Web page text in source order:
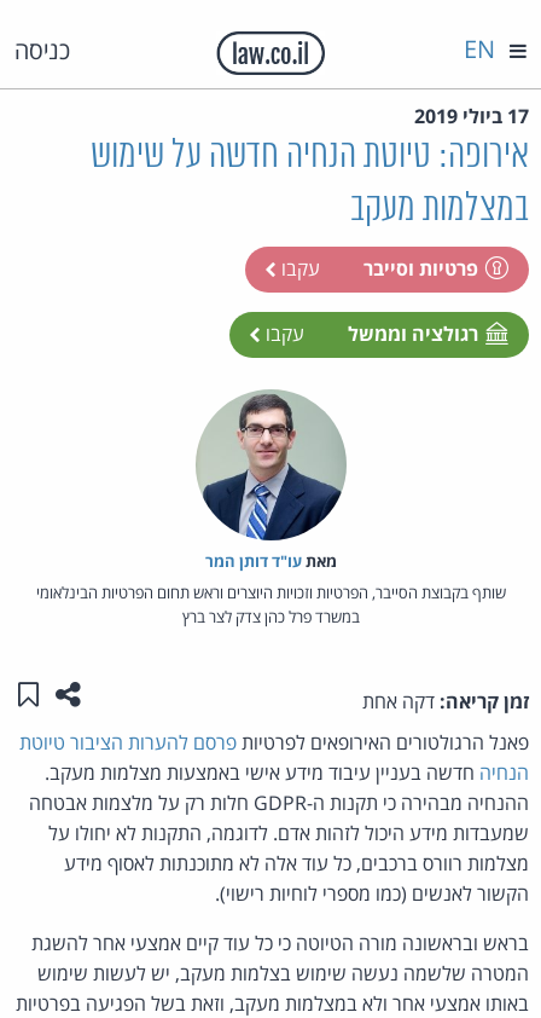
כניסה EN
17 ביולי 2019
אירופה: טיוטת הנחיה חדשה על שימוש
במצלמות מעקב
פרטיות וסייבר עקבו
רגולציה וממשל עקבו
מאת‏עו"ד דותן המר
שותף בקבוצת הסייבר, הפרטיות וזכויות היוצרים וראש תחום הפרטיות הבינלאומי
במשרד פרל כהן צדק לצר ברץ
זמן קריאה: דקה אחת שתפו
פאנל הרגולטורים האירופאים לפרטיותפרסם להערות הציבור טיוטת
הנחיה חדשה בעניין עיבוד מידע אישי באמצעות מצלמות מעקב.
ההנחיה מבהירה כי תקנות ה-GDPR חלות רק על מלצמות אבטחה
שמעבדות מידע היכול לזהות אדם. לדוגמה, התקנות לא יחולו על
מצלמות רוורס ברכבים, כל עוד אלה לא מתוכנתות לאסוף מידע
הקשור לאנשים (כמו מספרי לוחיות רישוי).
בראש ובראשונה מורה הטיוטה כי כל עוד קיים אמצעי אחר להשגת
המטרה שלשמה נעשה שימוש בצלמות מעקב, יש לעשות שימוש
באותו אמצעי אחר ולא במצלמות מעקב, וזאת בשל הפגיעה בפרטיות